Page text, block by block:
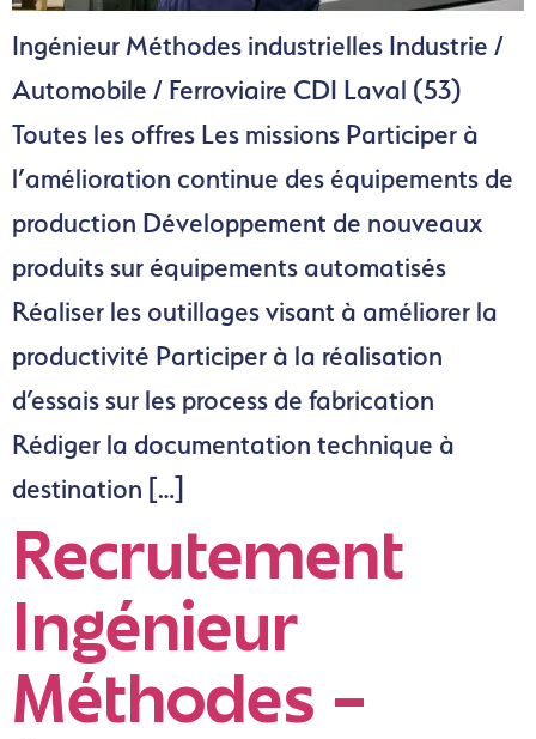
Ingénieur Méthodes industrielles Industrie /
Automobile / Ferroviaire CDI Laval (53)
Toutes les offres Les missions Participer à
l’amélioration continue des équipements de
production Développement de nouveaux
produits sur équipements automatisés
Réaliser les outillages visant à améliorer la
productivité Participer à la réalisation
d’essais sur les process de fabrication
Rédiger la documentation technique à
destination […]
Recrutement
Ingénieur
Méthodes –